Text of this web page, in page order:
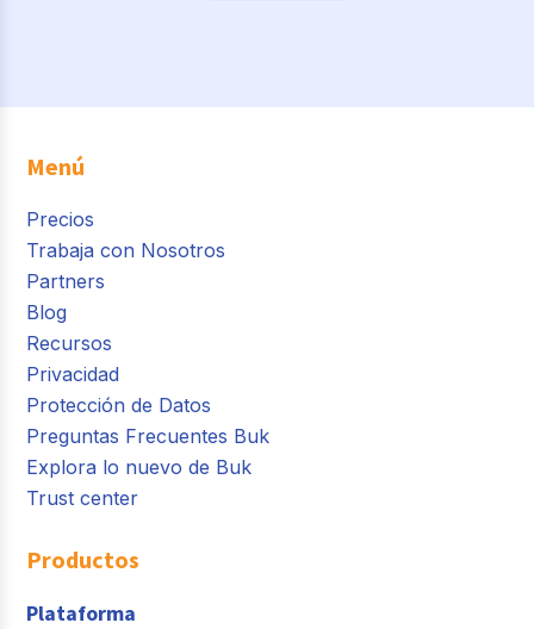
Menú
Precios
Trabaja con Nosotros
Partners
Blog
Recursos
Privacidad
Protección de Datos
Preguntas Frecuentes Buk
Explora lo nuevo de Buk
Trust center
Productos
Plataforma